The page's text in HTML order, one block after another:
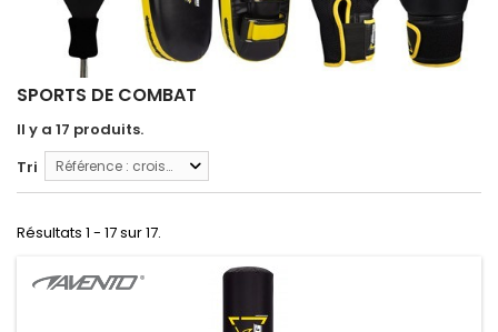
SPORTS DE COMBAT
Il y a 17 produits.
Tri
Référence : croissante
Résultats 1 - 17 sur 17.